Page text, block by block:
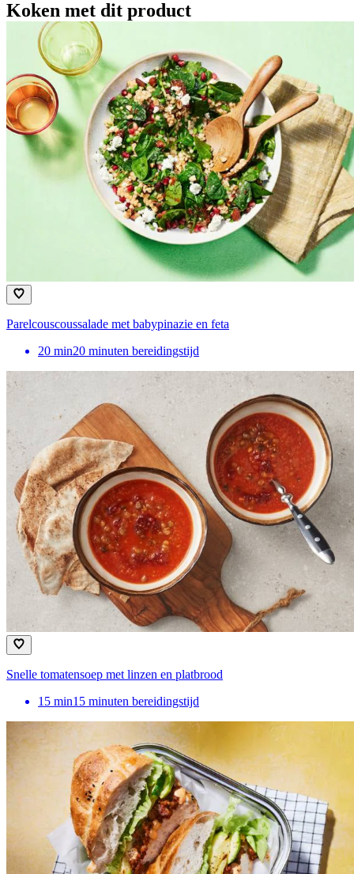
Koken met dit product
Parelcouscoussalade met babypinazie en feta
20 min20 minuten bereidingstijd
Snelle tomatensoep met linzen en platbrood
15 min15 minuten bereidingstijd